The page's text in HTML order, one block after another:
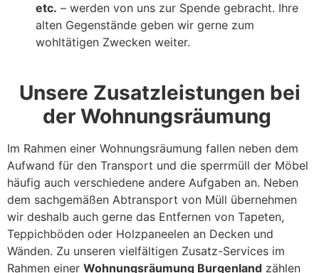
etc. – werden von uns zur Spende gebracht. Ihre
alten Gegenstände geben wir gerne zum
wohltätigen Zwecken weiter.
Unsere Zusatzleistungen bei
der Wohnungsräumung
Im Rahmen einer Wohnungsräumung fallen neben dem
Aufwand für den Transport und die sperrmüll der Möbel
häufig auch verschiedene andere Aufgaben an. Neben
dem sachgemäßen Abtransport von Müll übernehmen
wir deshalb auch gerne das Entfernen von Tapeten,
Teppichböden oder Holzpaneelen an Decken und
Wänden. Zu unseren vielfältigen Zusatz-Services im
Rahmen einer Wohnungsräumung Burgenland zählen